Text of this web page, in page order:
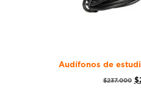
Audífonos de
$237.000 $